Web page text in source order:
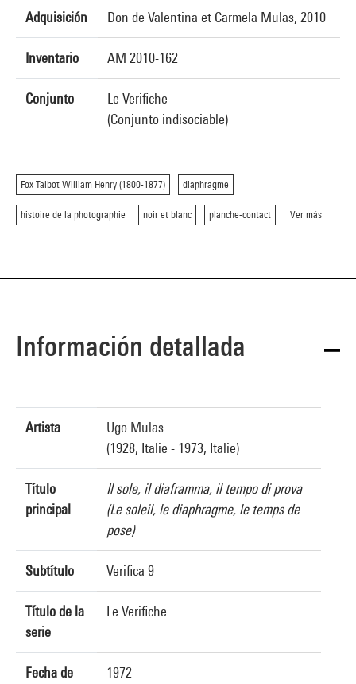
Adquisición Don de Valentina et Carmela Mulas, 2010
Inventario AM 2010-162
Conjunto
Le Verifiche
(Conjunto indisociable)
Fox Talbot William Henry (1800-1877) diaphragme
histoire de la photographie noir et blanc planche-contact Ver más
Información detallada
Artista
Ugo Mulas
(1928, Italie - 1973, Italie)
Título
principal
Il sole, il diaframma, il tempo di prova
(Le soleil, le diaphragme, le temps de
pose)
Subtítulo Verifica 9
Título de la
serie
Le Verifiche
Fecha de
1972